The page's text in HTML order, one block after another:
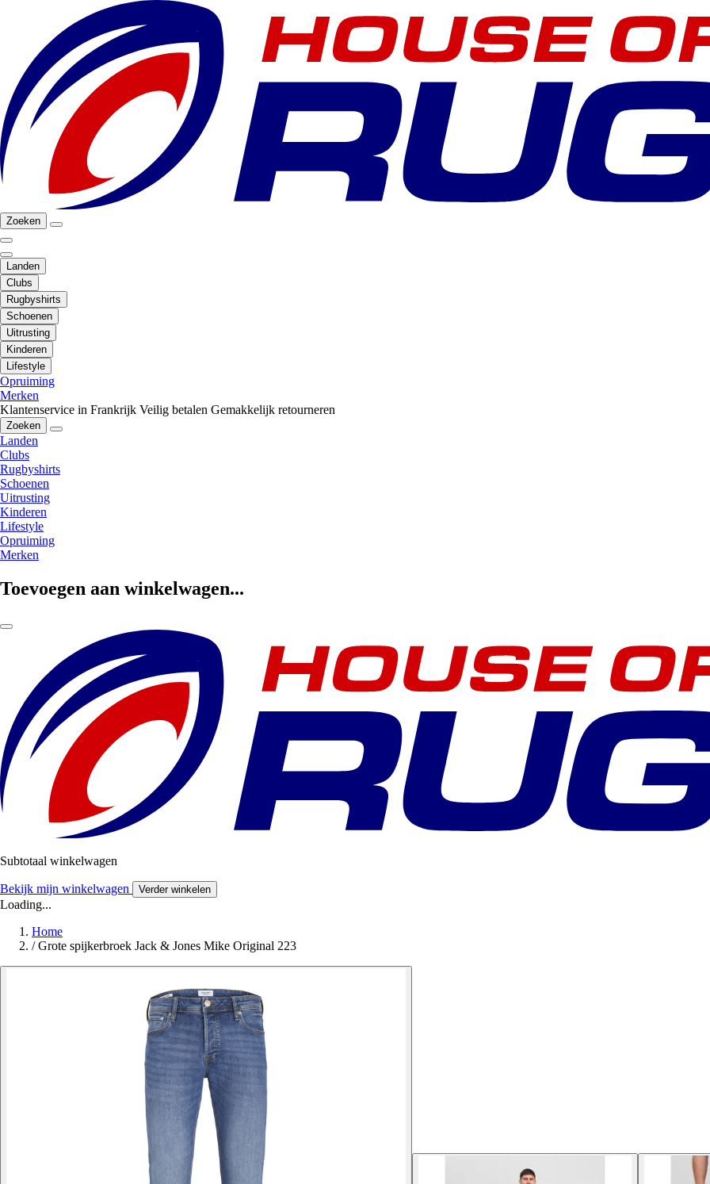
Zoeken
Landen
Clubs
Rugbyshirts
Schoenen
Uitrusting
Kinderen
Lifestyle
Opruiming
Merken
Klantenservice in Frankrijk Veilig betalen Gemakkelijk retourneren
Zoeken
Landen
Clubs
Rugbyshirts
Schoenen
Uitrusting
Kinderen
Lifestyle
Opruiming
Merken
Toevoegen aan winkelwagen...
Subtotaal winkelwagen
Bekijk mijn winkelwagen Verder winkelen
Loading...
Home
/ Grote spijkerbroek Jack & Jones Mike Original 223